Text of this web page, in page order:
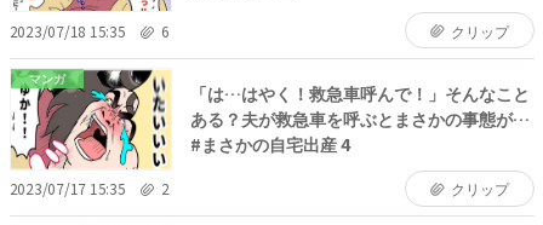
2023/07/18 15:35 6 クリップ
マンガ
「は…はやく！救急車呼んで！」そんなこと
ある？夫が救急車を呼ぶとまさかの事態が…
#まさかの自宅出産 4
2023/07/17 15:35 2 クリップ